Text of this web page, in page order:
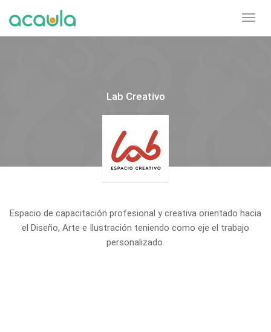
Lab Creativo
Espacio de capacitación profesional y creativa orientado hacia
el Diseño, Arte e Ilustración teniendo como eje el trabajo
personalizado.